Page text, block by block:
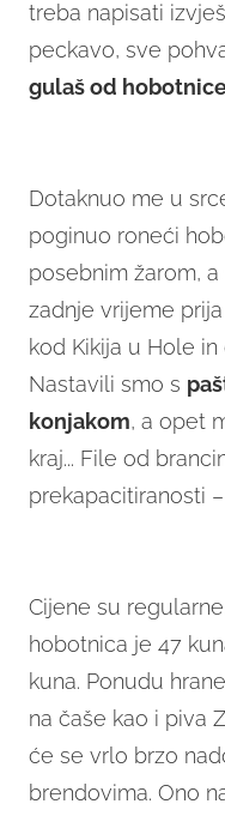
treba napisati
peckavo, sve
gulaš od
Dotaknuo me u
poginuo roneći
posebnim žarom,
zadnje vrijeme
kod Kikija u Hole
Nastavili smo s
konjakom, a opet
kraj... File od
prekapacitiranosti
Cijene su
hobotnica je 47
kuna. Ponudu
na čaše kao i piva
će se vrlo brzo
brendovima. Ono